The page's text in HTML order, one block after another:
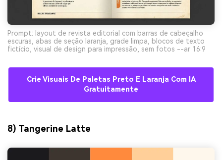
Prompt: layout de revista editorial com barras de cabeçalho
escuras, abas de seção laranja, grade limpa, blocos de texto
fictício, visual de design para impressão, sem fotos --ar 16:9
Crie Visuais De Paletas Preto E Laranja Com IA
Gratuitamente
8) Tangerine Latte